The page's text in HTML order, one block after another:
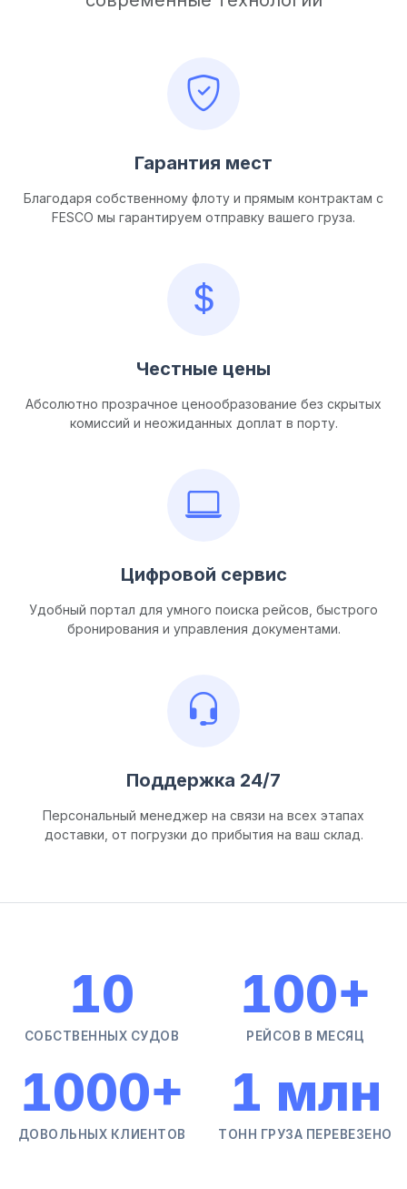
Гарантия мест
Благодаря собственному флоту и прямым контрактам с
FESCO мы гарантируем отправку вашего груза.
Честные цены
Абсолютно прозрачное ценообразование без скрытых
комиссий и неожиданных доплат в порту.
Цифровой сервис
Удобный портал для умного поиска рейсов, быстрого
бронирования и управления документами.
Поддержка 24/7
Персональный менеджер на связи на всех этапах
доставки, от погрузки до прибытия на ваш склад.
10
СОБСТВЕННЫХ СУДОВ
100+
РЕЙСОВ В МЕСЯЦ
1000+
ДОВОЛЬНЫХ КЛИЕНТОВ
1 млн
ТОНН ГРУЗА ПЕРЕВЕЗЕНО